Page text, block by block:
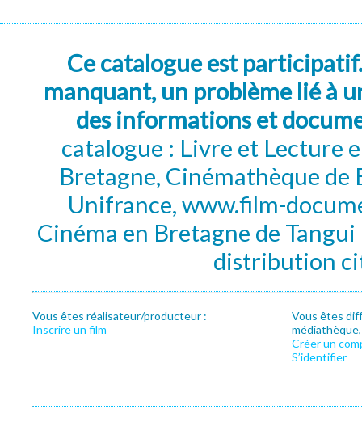
Ce catalogue est
manquant, un problème lié à
des informations et
catalogue : Livre et Lecture
Bretagne, Cinémathèque de
Unifrance, www.film-
Cinéma en Bretagne de
distribution
Vous êtes réalisateur/producteur :
Inscrire un film
Vous êtes
Créer un
S’identifier